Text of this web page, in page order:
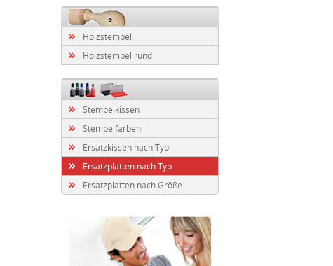
Holzstempel
Holzstempel rund
Stempelkissen
Stempelfarben
Ersatzkissen nach Typ
Ersatzplatten nach Typ
Ersatzplatten nach Größe